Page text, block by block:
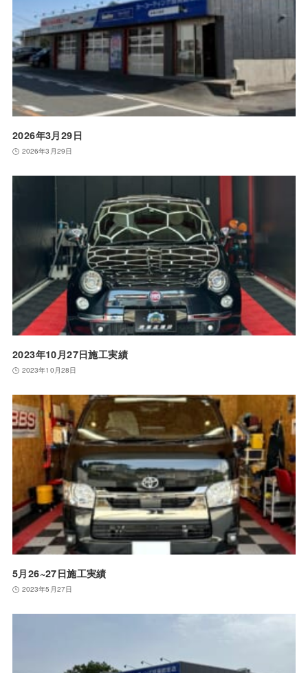
2026年3月29日
2026年3月29日
2023年10月27日施工実績
2023年10月28日
5月26~27日施工実績
2023年5月27日